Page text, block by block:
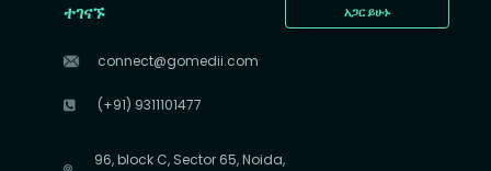
አጋር ይሁኑ
ተገናኙ
connect@gomedii.com
(+91) 9311101477
96, block C, Sector 65, Noida,